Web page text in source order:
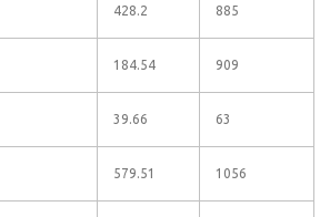
428.2 885
184.54 909
39.66 63
579.51 1056